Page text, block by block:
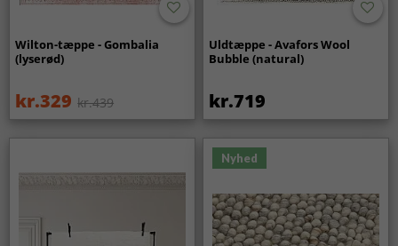
Wilton-tæppe - Gombalia
(lyserød)
kr.329 kr.439
Uldtæppe - Avafors Wool
Bubble (natural)
kr.719
Nyhed